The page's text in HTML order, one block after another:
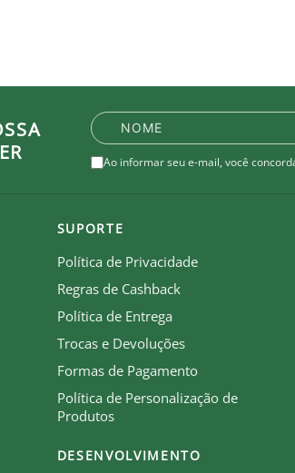
Ao informar seu e-mail, você
SUPORTE
Política de Privacidade
Regras de Cashback
Política de Entrega
Trocas e Devoluções
Formas de Pagamento
Política de Personalização de
Produtos
DESENVOLVIMENTO